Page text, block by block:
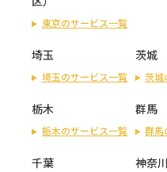
東京のサービス一覧
埼玉
埼玉のサービス一覧
茨城
茨城
栃木
栃木のサービス一覧
群馬
群馬
千葉 神奈川